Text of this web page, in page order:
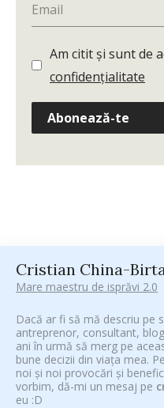
Am citit și sunt de
confidențialitate
Abonează-te
Cristian China-Birta
Mare maestru de isprăvi 2.0
Dacă ar fi să mă descriu pe
antreprenor, consultant,
ani în urmă să merg pe
bune decizii din viața mea.
noi și noi provocări și
vorbim, dă-mi un mesaj pe
eu :D